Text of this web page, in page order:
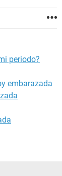
periodo?
embarazada